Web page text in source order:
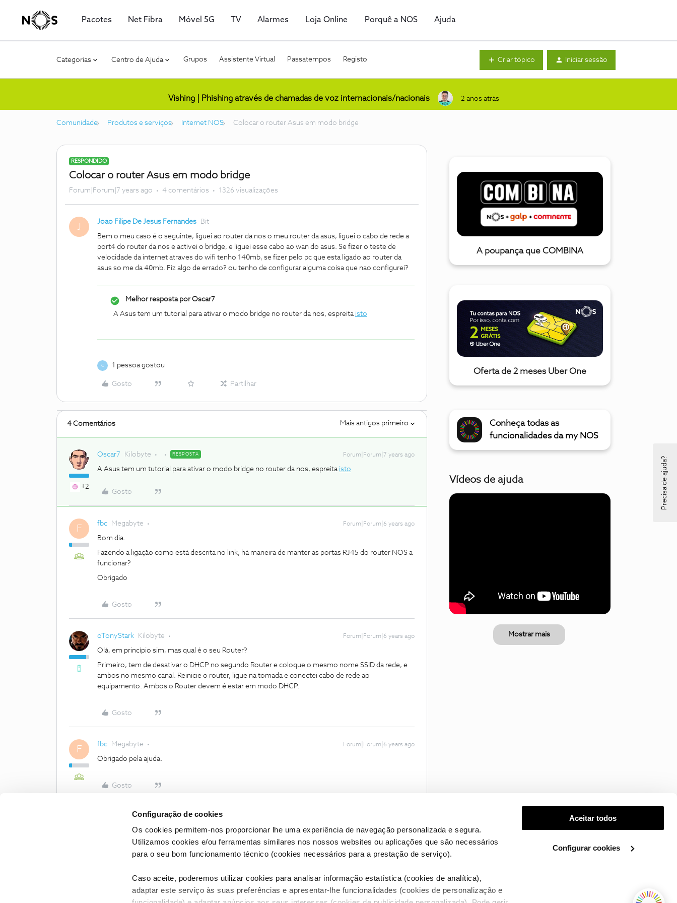
Configuração de cookies
Os cookies permitem-nos proporcionar lhe uma experiência de navegação personalizada e segura.
Utilizamos cookies e/ou ferramentas similares nos nossos websites ou aplicações que são necessários
para o seu bom funcionamento técnico (cookies necessários para a prestação de serviço).
Caso aceite, poderemos utilizar cookies para analisar informação estatística (cookies de analítica),
adaptar este serviço às suas preferências e apresentar-lhe funcionalidades (cookies de personalização e
Aceitar todos
Configurar cookies
Pacotes Net Fibra Móvel 5G TV Alarmes Loja Online Porquê a NOS Ajuda
Categorias Centro de Ajuda Grupos Assistente Virtual Passatempos Registo Criar tópico Iniciar sessão
Vishing | Phishing através de chamadas de voz internacionais/nacionais 2 anos atrás
Comunidade Produtos e serviços Internet NOS Colocar o router Asus em modo bridge
RESPONDIDO
Colocar o router Asus em modo bridge
Forum|Forum|7 years ago 4 comentários 1326 visualizações
J Joao Filipe De Jesus Fernandes Bit
Bem o meu caso é o seguinte, liguei ao router da nos o meu router da asus, liguei o cabo de rede a
port4 do router da nos e activei o bridge, e liguei esse cabo ao wan do asus. Se fizer o teste de
velocidade da internet atraves do wifi tenho 140mb, se fizer pelo pc que esta ligado ao router da
asus so me da 40mb. Fiz algo de errado? ou tenho de configurar alguma coisa que nao configurei?
Melhor resposta porOscar7
A Asus tem um tutorial para ativar o modo bridge no router da nos, espreita isto
C 1 pessoa gostou
Gosto Partilhar
4 Comentários Mais antigos primeiro
+2
Oscar7 Kilobyte RESPOSTA Forum|Forum|7 years ago
A Asus tem um tutorial para ativar o modo bridge no router da nos, espreita isto
Gosto
F fbc Megabyte Forum|Forum|6 years ago
Bom dia.
Fazendo a ligação como está descrita no link, há maneira de manter as portas RJ45 do router NOS a
funcionar?
Obrigado
Gosto
oTonyStark Kilobyte Forum|Forum|6 years ago
Olá, em princípio sim, mas qual é o seu Router?
Primeiro, tem de desativar o DHCP no segundo Router e coloque o mesmo nome SSID da rede, e
ambos no mesmo canal. Reinicie o router, ligue na tomada e conectei cabo de rede ao
equipamento. Ambos o Router devem é estar em modo DHCP.
Gosto
F fbc Megabyte Forum|Forum|6 years ago
Obrigado pela ajuda.
Gosto
A poupança que COMBINA
Oferta de 2 meses Uber One
Conheça todas as
funcionalidades da my NOS
Vídeos de ajuda
Mostrar mais
Condições do Fórum NOS Accessibility statement
Precisa de ajuda?